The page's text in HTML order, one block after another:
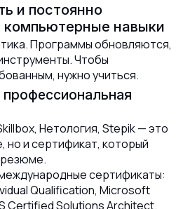
и постоянно
компьютерные навыки
Программы обновляются,
Чтобы
нужно учиться.
Нетология, Stepik — это
но и сертификат, который
сертификаты:
Qualification, Microsoft
Certified Solutions Architect.